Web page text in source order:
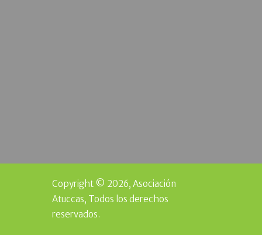
Copyright © 2026, Asociación
Atuccas, Todos los derechos
reservados.